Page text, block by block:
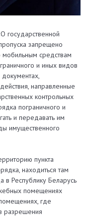
государственной
запрещено
мобильным средствам
и иных видов
направленные
контрольных
пограничного и
и передавать им
имущественного
пункта
находиться там
в Республику Беларусь
помещениях
где
разрешения